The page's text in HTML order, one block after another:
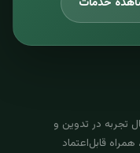
خدمات
سبزانگشتی با بیش از ۱۰ سال تجربه در تدوین و
قابل‌اعتماد